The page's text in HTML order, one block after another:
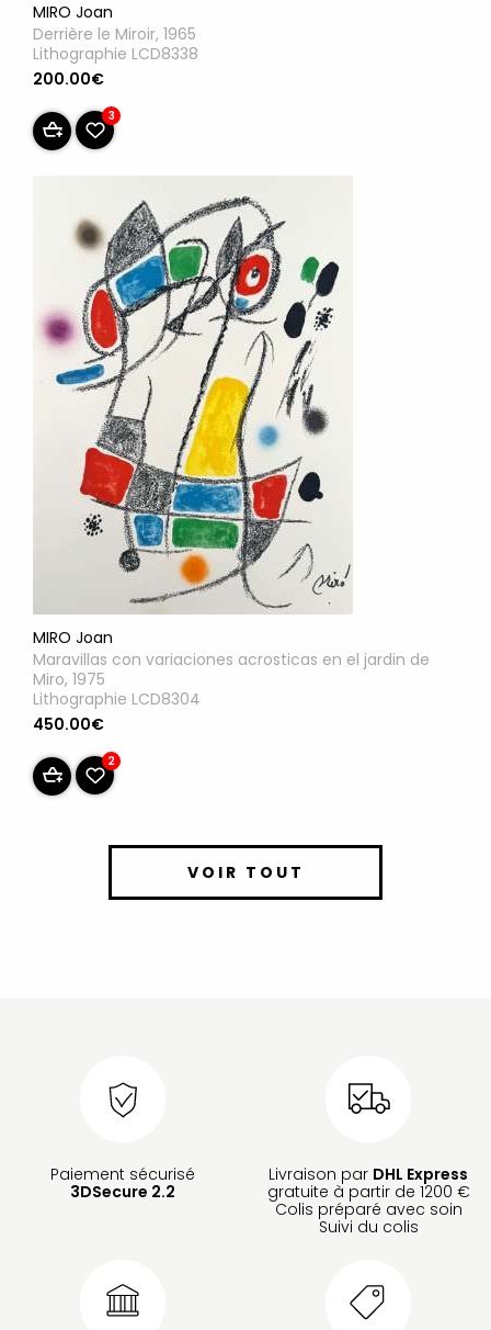
MIRO Joan
Derrière le Miroir, 1965
Lithographie LCD8338
200.00€
3
MIRO Joan
Maravillas con variaciones acrosticas en el jardin de
Miro, 1975
Lithographie LCD8304
450.00€
2
VOIR TOUT
Paiement sécurisé
3DSecure 2.2
Livraison par DHL Express
gratuite à partir de 1200 €
Colis préparé avec soin
Suivi du colis